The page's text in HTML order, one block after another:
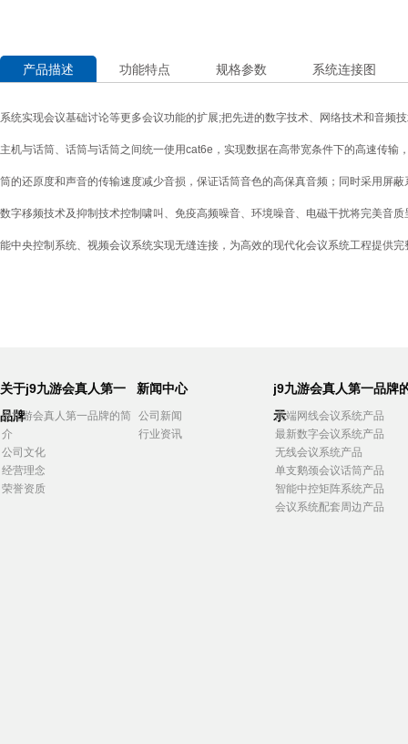
产品描述 功能特点 规格参数 系统连接图
系统实现会议基础讨论等更多会议功能的扩展;把先进的数字技术、网络技术和音频
主机与话筒、话筒与话筒之间统一使用cat6e，实现数据在高带宽条件下的高速传输
筒的还原度和声音的传输速度减少音损，保证话筒音色的高保真音频 ；同时采用屏
数字移频技术及抑制技术控制啸叫、免疫高频噪音、环境噪音、电磁干扰将完美音
能中央控制系统、视频会议系统实现无缝连接，为高效的现代化会议系统工程提供
关于j9九游会真人第一
品牌
j9九游会真人第一品牌的简
介
公司文化
经营理念
荣誉资质
新闻中心
公司新闻
行业资讯
j9九游会真人第一品牌
示
高端网线会议系统产品
最新数字会议系统产品
无线会议系统产品
单支鹅颈会议话筒产品
智能中控矩阵系统产品
会议系统配套周边产品